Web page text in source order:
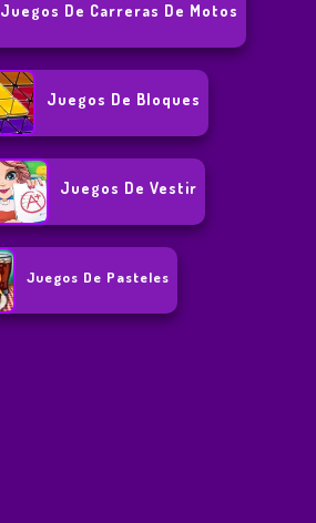
Juegos De Carreras De Motos
Juegos De Bloques
Juegos De Vestir
Juegos De Pasteles